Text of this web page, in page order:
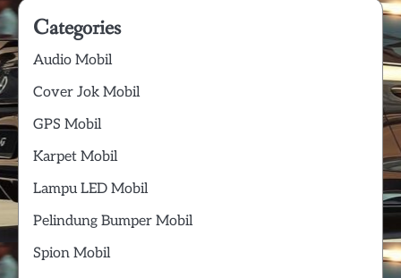
Categories
Audio Mobil
Cover Jok Mobil
GPS Mobil
Karpet Mobil
Lampu LED Mobil
Pelindung Bumper Mobil
Spion Mobil